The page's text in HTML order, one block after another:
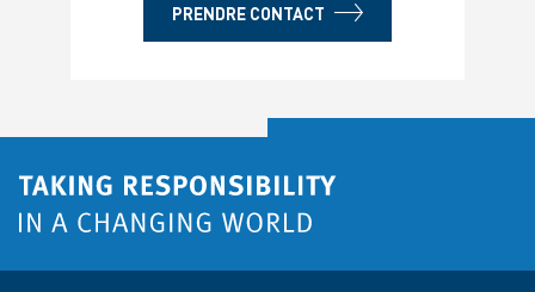
PRENDRE CONTACT